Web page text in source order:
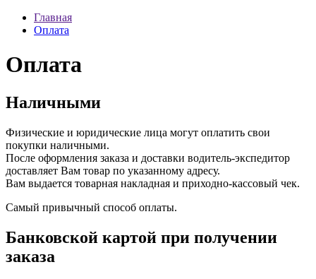
Главная
Оплата
Оплата
Наличными
Физические и юридические лица могут оплатить свои
покупки наличными.
После оформления заказа и доставки водитель-экспедитор
доставляет Вам товар по указанному адресу.
Вам выдается товарная накладная и приходно-кассовый чек.
Самый привычный способ оплаты.
Банковской картой при получении
заказа